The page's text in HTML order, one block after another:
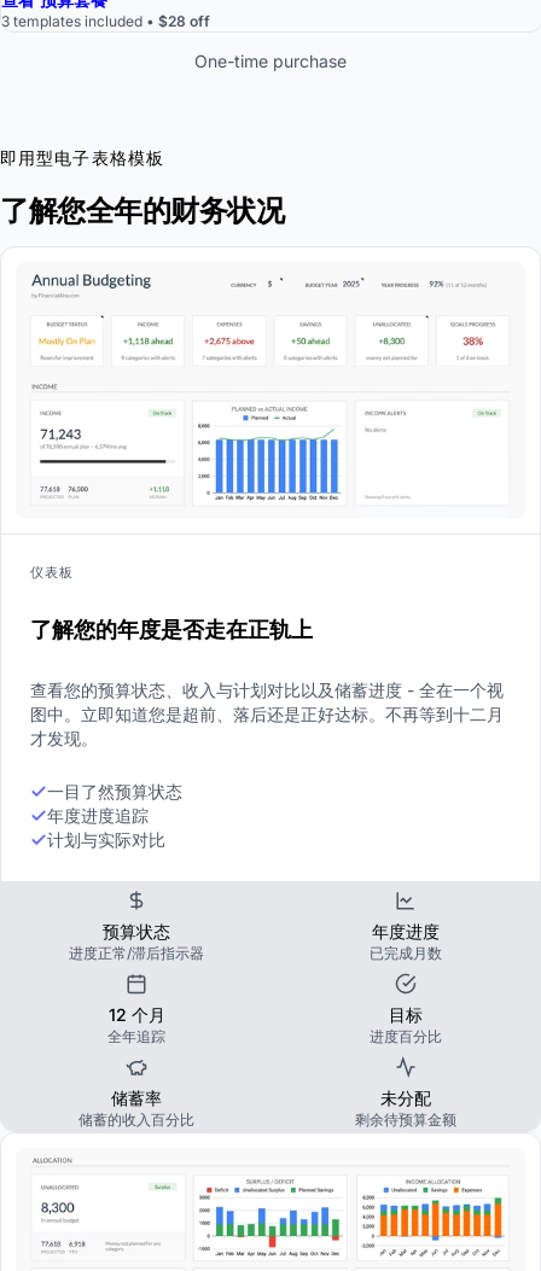
3 templates included • $28 off
One-time purchase
即用型电子表格模板
了解您全年的财务状况
仪表板
了解您的年度是否走在正轨上
查看您的预算状态、收入与计划对比以及储蓄进度 - 全在一个视
图中。立即知道您是超前、落后还是正好达标。不再等到十二月
才发现。
一目了然预算状态
年度进度追踪
计划与实际对比
预算状态
进度正常/滞后指示器
年度进度
已完成月数
12 个月
全年追踪
目标
进度百分比
储蓄率
储蓄的收入百分比
未分配
剩余待预算金额